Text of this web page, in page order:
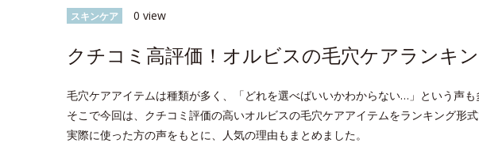
スキンケア 0 view
クチコミ高評価！オルビスの毛穴ケアランキ
毛穴ケアアイテムは種類が多く、「どれを選べばいいかわからない…」という声も
そこで今回は、クチコミ評価の高いオルビスの毛穴ケアアイテムをランキング形式
実際に使った方の声をもとに、人気の理由もまとめました。